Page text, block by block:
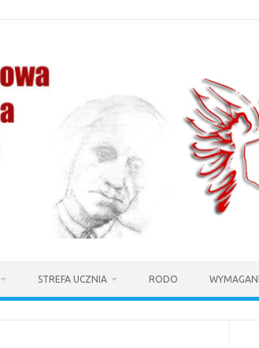
STREFA UCZNIA RODO